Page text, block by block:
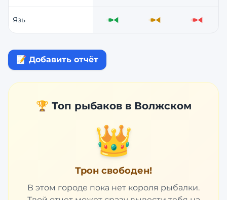
Язь Отлично Средне Слабо
📝 Добавить отчёт
🏆 Топ рыбаков в Волжском
👑
Трон свободен!
В этом городе пока нет короля рыбалки.